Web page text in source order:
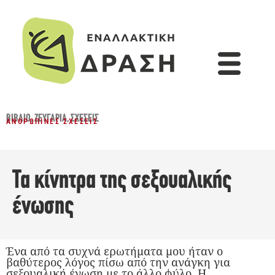
ΒΙΒΛΊΟ,ΖΕΥΓΆΡΙΑ,ΣΧΈΣΕΙΣ
ΑΝΘΡΏΠΙΝΕΣ ΣΧΈΣΕΙΣ
Τα κίνητρα της σεξουαλικής
ένωσης
Ένα από τα συχνά ερωτήματα μου ήταν ο
βαθύτερος λόγος πίσω από την ανάγκη για